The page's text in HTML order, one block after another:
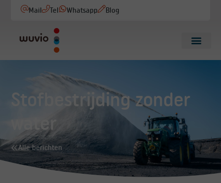
Mail Tel Whatsapp Blog
Stofbestrijding zonder
water
Alle berichten